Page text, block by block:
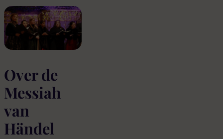
Over de
Messiah
van
Händel